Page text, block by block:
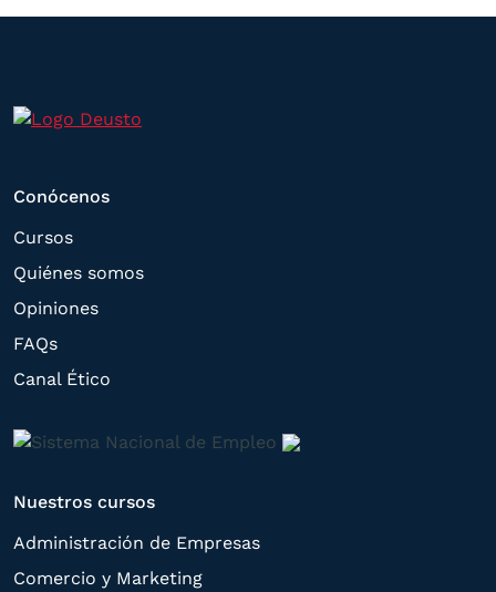
Conócenos
Cursos
Quiénes somos
Opiniones
FAQs
Canal Ético
Nuestros cursos
Administración de Empresas
Comercio y Marketing